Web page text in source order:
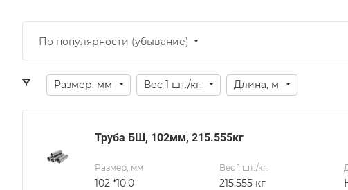
По популярности (убывание)
Размер, мм Вес 1 шт./кг. Длина, м
Труба БШ, 102мм, 215.555кг
Размер, мм
102 *10,0
Вес 1 шт./кг.
215.555 кг